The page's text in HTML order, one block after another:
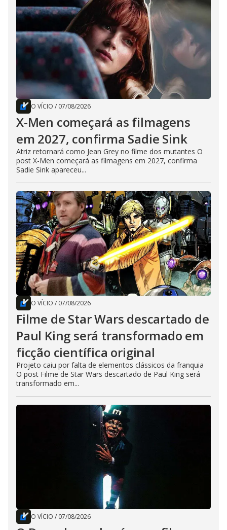
O VÍCIO / 07/08/2026
X-Men começará as filmagens
em 2027, confirma Sadie Sink
Atriz retornará como Jean Grey no filme dos mutantes O
post X-Men começará as filmagens em 2027, confirma
Sadie Sink apareceu...
O VÍCIO / 07/08/2026
Filme de Star Wars descartado de
Paul King será transformado em
ficção científica original
Projeto caiu por falta de elementos clássicos da franquia
O post Filme de Star Wars descartado de Paul King será
transformado em...
O VÍCIO / 07/08/2026